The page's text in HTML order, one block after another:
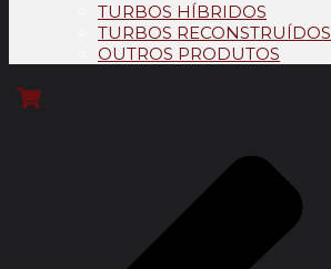
TURBOS HÍBRIDOS
TURBOS RECONSTRUÍDOS
OUTROS PRODUTOS